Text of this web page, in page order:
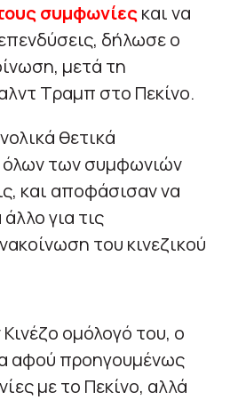
συμφωνίεςκαι να
δήλωσε ο
μετά τη
Τραμπ στο Πεκίνο.
θετικά
όλων των συμφωνιών
και αποφάσισαν να
για τις
του κινεζικού
ομόλογό του, ο
αφού προηγουμένως
με το Πεκίνο, αλλά